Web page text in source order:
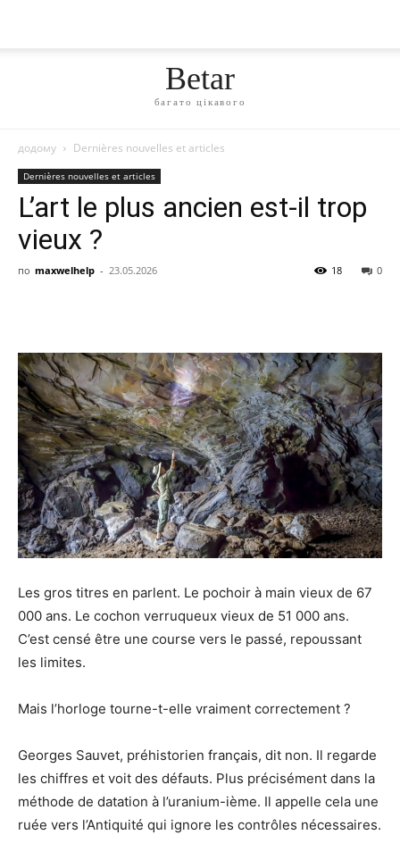
Betar
багато цікавого
додому Dernières nouvelles et articles
Dernières nouvelles et articles
L’art le plus ancien est-il trop
vieux ?
по maxwelhelp - 23.05.2026 0
18
Les gros titres en parlent. Le pochoir à main vieux de 67
000 ans. Le cochon verruqueux vieux de 51 000 ans.
C’est censé être une course vers le passé, repoussant
les limites.
Mais l’horloge tourne-t-elle vraiment correctement ?
Georges Sauvet, préhistorien français, dit non. Il regarde
les chiffres et voit des défauts. Plus précisément dans la
méthode de datation à l’uranium-ième. Il appelle cela une
ruée vers l’Antiquité qui ignore les contrôles nécessaires.